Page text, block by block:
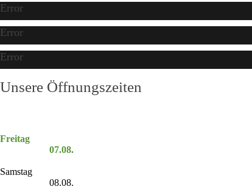
Error
Error
Error
Unsere Öffnungszeiten
Freitag
07.08.
Samstag
08.08.